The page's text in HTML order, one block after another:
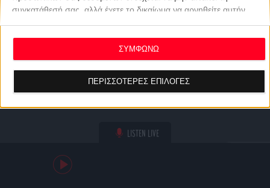
συγκατάθεσή σας, αλλά έχετε το δικαίωμα να αρνηθείτε αυτήν
ανακαλέσετε τη συγκατάθεσή σας ανά πάσα στιγμή
επιστρέφοντας σε αυτόν τον ιστότοπο και κάνοντας κλικ στο
κουμπί "Απορρήτου" στο κάτω μέρος της ιστοσελίδας.
ΠΕΡΙΣΣΟΤΕΡΕΣ ΕΠΙΛΟΓΕΣ
ΣΥΜΦΩΝΩ
LISTEN LIVE